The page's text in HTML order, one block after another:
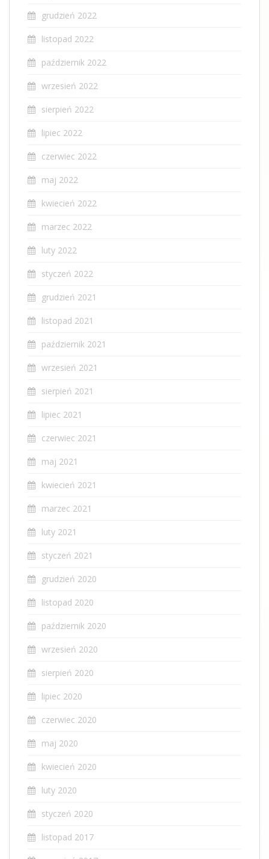
grudzień 2022
listopad 2022
październik 2022
wrzesień 2022
sierpień 2022
lipiec 2022
czerwiec 2022
maj 2022
kwiecień 2022
marzec 2022
luty 2022
styczeń 2022
grudzień 2021
listopad 2021
październik 2021
wrzesień 2021
sierpień 2021
lipiec 2021
czerwiec 2021
maj 2021
kwiecień 2021
marzec 2021
luty 2021
styczeń 2021
grudzień 2020
listopad 2020
październik 2020
wrzesień 2020
sierpień 2020
lipiec 2020
czerwiec 2020
maj 2020
kwiecień 2020
luty 2020
styczeń 2020
listopad 2017